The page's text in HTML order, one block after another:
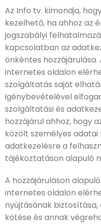
Az Info tv. kimondja,
kezelhető, ha ahhoz az
jogszabályi
kapcsolatban az
önkéntes hozzájárulása.
internetes oldalon
szolgáltatás saját
igénybevételével
szolgáltatási és
hozzájárul ahhoz, hogy
közölt személyes adatai
adatkezelésre a
tájékoztatáson alapuló
A hozzájáruláson
internetes oldalon
nyújtásának
kötése és annak